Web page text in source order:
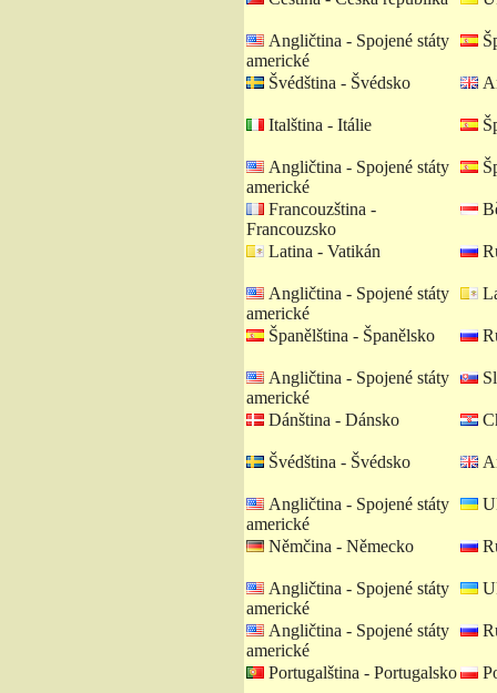
Angličtina - Spojené státy
americké
Švédština - Švédsko
Italština - Itálie
Angličtina - Spojené státy
americké
Francouzština -
Francouzsko
Latina - Vatikán
Angličtina - Spojené státy
americké
Španělština - Španělsko
Angličtina - Spojené státy
americké
Dánština - Dánsko
Švédština - Švédsko
Angličtina - Spojené státy
americké
Němčina - Německo
Angličtina - Spojené státy
americké
Angličtina - Spojené státy
americké
Portugalština - Portugalsko